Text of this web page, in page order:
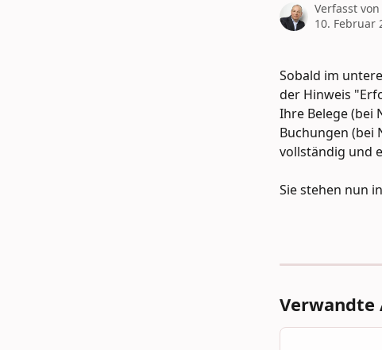
Verfasst von
10. Februar
Sobald im
der Hinweis
Ihre Belege (bei
Buchungen (bei
vollständig und
Sie stehen nun
Verwandte